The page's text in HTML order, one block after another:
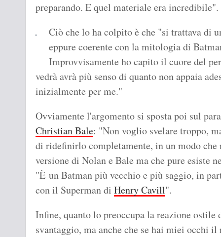
preparando. E quel materiale era incredibile".
Ciò che lo ha colpito è che "si trattava di
eppure coerente con la mitologia di
Improvvisamente ho capito il cuore del
vedrà avrà più senso di quanto non appaia
inizialmente per me."
Ovviamente l'argomento si sposta poi sul
Christian Bale: "Non voglio svelare troppo,
di ridefinirlo completamente, in un modo
versione di Nolan e Bale ma che pure esiste
"È un Batman più vecchio e più saggio, in
con il Superman di Henry Cavill".
Infine, quanto lo preoccupa la reazione
svantaggio, ma anche che se hai miei occhi